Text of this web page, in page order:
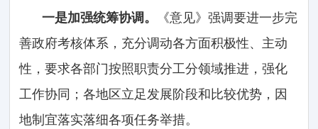
一是加强统筹协调。
《意见》强调要进一步完
善政府考核体系，充分调动各方面积极性、主动
性，要求各部门按照职责分工分领域推进，强化
工作协同；各地区立足发展阶段和比较优势，因
地制宜落实落细各项任务举措。